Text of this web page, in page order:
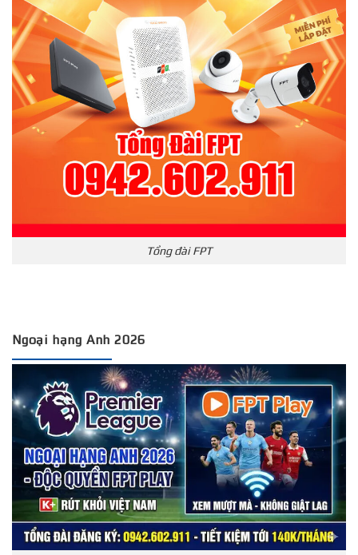
Tổng đài FPT
Ngoại hạng Anh 2026